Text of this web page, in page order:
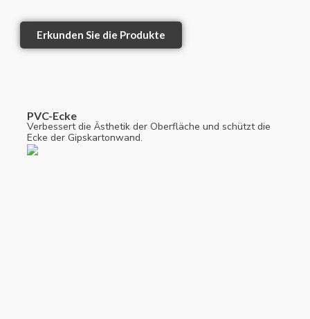
Erkunden Sie die Produkte
PVC-Ecke
Verbessert die Ästhetik der Oberfläche und schützt die
Ecke der Gipskartonwand.